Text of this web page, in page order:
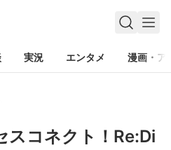
実況 エンタメ 漫画・ア
スコネクト！Re:Di